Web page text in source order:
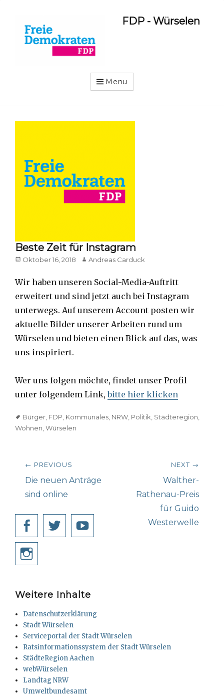
FDP - Würselen
Menu
Beste Zeit für Instagram
Posted
Oktober 16, 2018 Author
Andreas Carduck
Wir haben unseren Social-Media-Auftritt
erweitert und sind jetzt auch bei Instagram
unterwegs. Auf unserem Account posten wir
aktuelle Bilder unserer Arbeiten rund um
Würselen und bieten einen Blick auf das, was
uns inspiriert.
Wer uns folgen möchte, findet unser Profil
unter folgendem Link,bitte hier klicken
TagsBürger, FDP, Kommunales, NRW, Politik, Städteregion,
Wohnen,Würselen
Beitragsnavigation
← PREVIOUS
Previous
post:
Die neuen Anträge
sind online
NEXT →
post:
Walther-
Rathenau-Preis
für Guido
Westerwelle
Facebook
Twitter
Weitere Inhalte
Datenschutzerklärung
Stadt Würselen
Serviceportal der Stadt Würselen
Ratsinformationssystem der Stadt Würselen
StädteRegion Aachen
webWürselen
Landtag NRW
Umweltbundesamt